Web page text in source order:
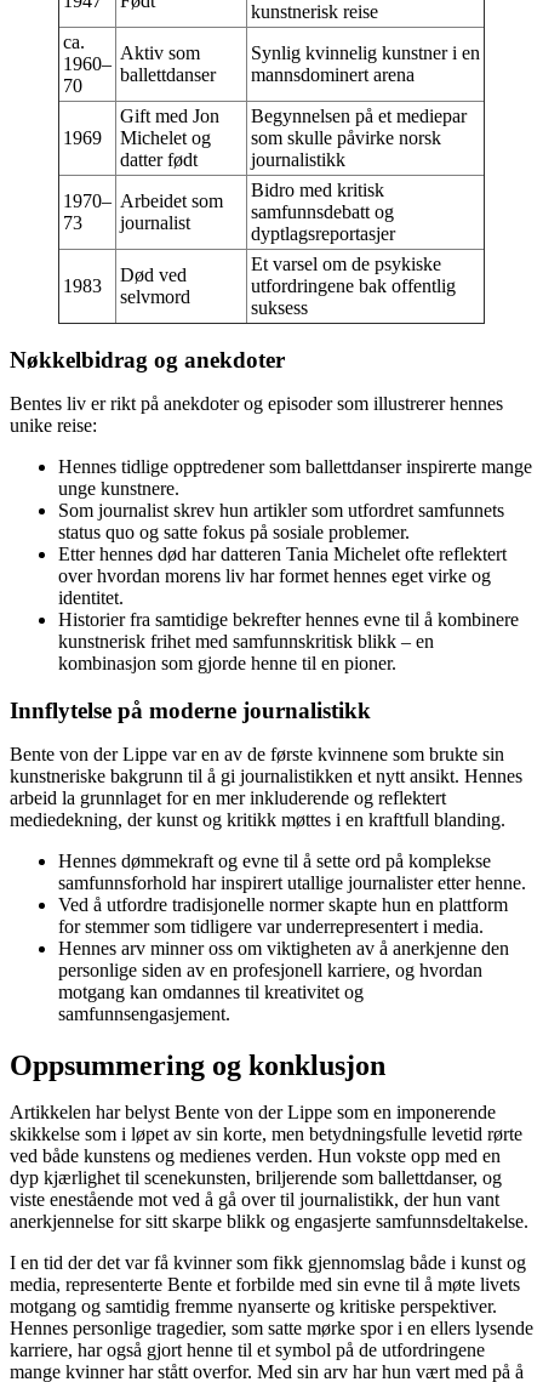
kunstnerisk reise
ca.
1960–
70
Aktiv som
ballettdanser
Synlig kvinnelig kunstner i en
mannsdominert arena
1969
Gift med Jon
Michelet og
datter født
Begynnelsen på et mediepar
som skulle påvirke norsk
journalistikk
1970–
73
Arbeidet som
journalist
Bidro med kritisk
samfunnsdebatt og
dyptlagsreportasjer
1983
Død ved
selvmord
Et varsel om de psykiske
utfordringene bak offentlig
suksess
Nøkkelbidrag og anekdoter
Bentes liv er rikt på anekdoter og episoder som illustrerer hennes
unike reise:
Hennes tidlige opptredener som ballettdanser inspirerte mange
unge kunstnere.
Som journalist skrev hun artikler som utfordret samfunnets
status quo og satte fokus på sosiale problemer.
Etter hennes død har datteren Tania Michelet ofte reflektert
over hvordan morens liv har formet hennes eget virke og
identitet.
Historier fra samtidige bekrefter hennes evne til å kombinere
kunstnerisk frihet med samfunnskritisk blikk – en
kombinasjon som gjorde henne til en pioner.
Innflytelse på moderne journalistikk
Bente von der Lippe var en av de første kvinnene som brukte sin
kunstneriske bakgrunn til å gi journalistikken et nytt ansikt. Hennes
arbeid la grunnlaget for en mer inkluderende og reflektert
mediedekning, der kunst og kritikk møttes i en kraftfull blanding.
Hennes dømmekraft og evne til å sette ord på komplekse
samfunnsforhold har inspirert utallige journalister etter henne.
Ved å utfordre tradisjonelle normer skapte hun en plattform
for stemmer som tidligere var underrepresentert i media.
Hennes arv minner oss om viktigheten av å anerkjenne den
personlige siden av en profesjonell karriere, og hvordan
motgang kan omdannes til kreativitet og
samfunnsengasjement.
Oppsummering og konklusjon
Artikkelen har belyst Bente von der Lippe som en imponerende
skikkelse som i løpet av sin korte, men betydningsfulle levetid rørte
ved både kunstens og medienes verden. Hun vokste opp med en
dyp kjærlighet til scenekunsten, briljerende som ballettdanser, og
viste enestående mot ved å gå over til journalistikk, der hun vant
anerkjennelse for sitt skarpe blikk og engasjerte samfunnsdeltakelse.
I en tid der det var få kvinner som fikk gjennomslag både i kunst og
media, representerte Bente et forbilde med sin evne til å møte livets
motgang og samtidig fremme nyanserte og kritiske perspektiver.
Hennes personlige tragedier, som satte mørke spor i en ellers lysende
karriere, har også gjort henne til et symbol på de utfordringene
mange kvinner har stått overfor. Med sin arv har hun vært med på å